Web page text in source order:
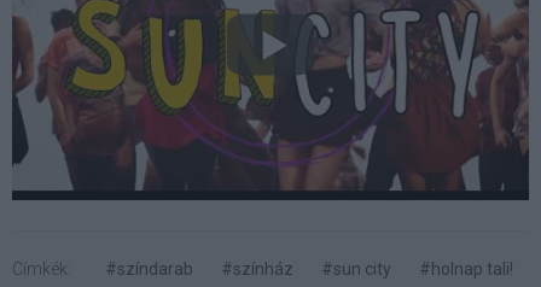
Címkék: #színdarab #színház #sun city
#holnap tali!